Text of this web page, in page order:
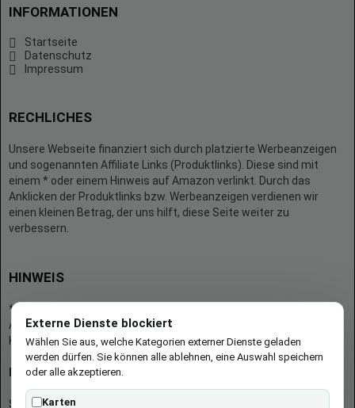
INFORMATIONEN
Startseite
Datenschutz
Impressum
RECHLICHES
Unsere Webseite finanziert sich durch platzierte Werbeanzeigen
und sogenannten Affiliate Links (Produktlinks). Diese sind mit
einem * oder einem Hinweis auf Amazon verlinkt. Durch das
Anklicken der Produktlinks bzw. Werbeanzeigen verdienen wir
einen kleinen Betrag, der uns hilft, diese Seite weiter zu
verbessern.
HINWEIS
* = Afilliate-Link (=Werbung)
Als Amazon-Partner verdient der Seitenbetreiber an qualifizierten
Käufen.
Hinweis zu Preisen und Verfügbarkeiten
Sofern Produktpreise und Verfügbarkeiten angezeigt werden,
Externe Dienste blockiert
Wählen Sie aus, welche Kategorien externer Dienste geladen
werden dürfen. Sie können alle ablehnen, eine Auswahl speichern
oder alle akzeptieren.
Karten